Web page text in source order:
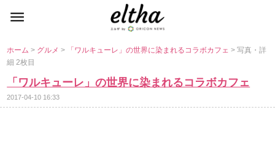
ホーム> グルメ> 「ワルキューレ」の世界に染まれるコラボカフェ> 写真・詳
細 2枚目
「ワルキューレ」の世界に染まれるコラボカフェ
2017-04-10 16:33